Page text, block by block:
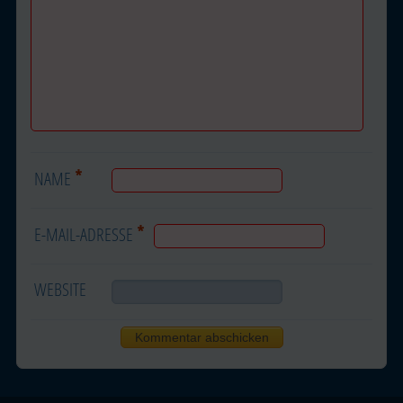
NAME *
E-MAIL-ADRESSE *
WEBSITE